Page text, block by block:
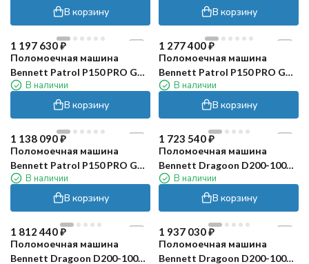
В корзину В корзину
1 197 630₽
Поломоечная машина
Bennett Patrol P150 PRO GT
(200Ач, Li)
В наличии
В корзину
1 277 400₽
Поломоечная машина
Bennett Patrol P150 PRO GT
(300Ач, Li)
В наличии
В корзину
1 138 090₽
Поломоечная машина
Bennett Patrol P150 PRO GT
(226Ач, Gel)
В наличии
В корзину
1 723 540₽
Поломоечная машина
Bennett Dragoon D200-100d
Pro (226Ач, Gel)
В наличии
В корзину
1 812 440₽
Поломоечная машина
Bennett Dragoon D200-100d
1 937 030₽
Поломоечная машина
Bennett Dragoon D200-100d